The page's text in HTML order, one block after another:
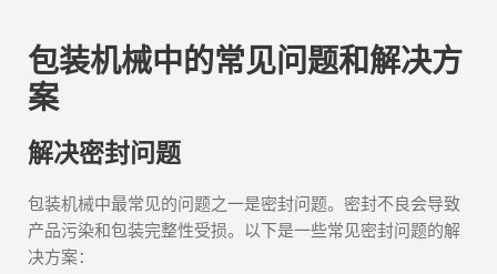
包装机械中的常见问题和解决方
案
解决密封问题
包装机械中最常见的问题之一是密封问题。密封不良会导致
产品污染和包装完整性受损。以下是一些常见密封问题的解
决方案：